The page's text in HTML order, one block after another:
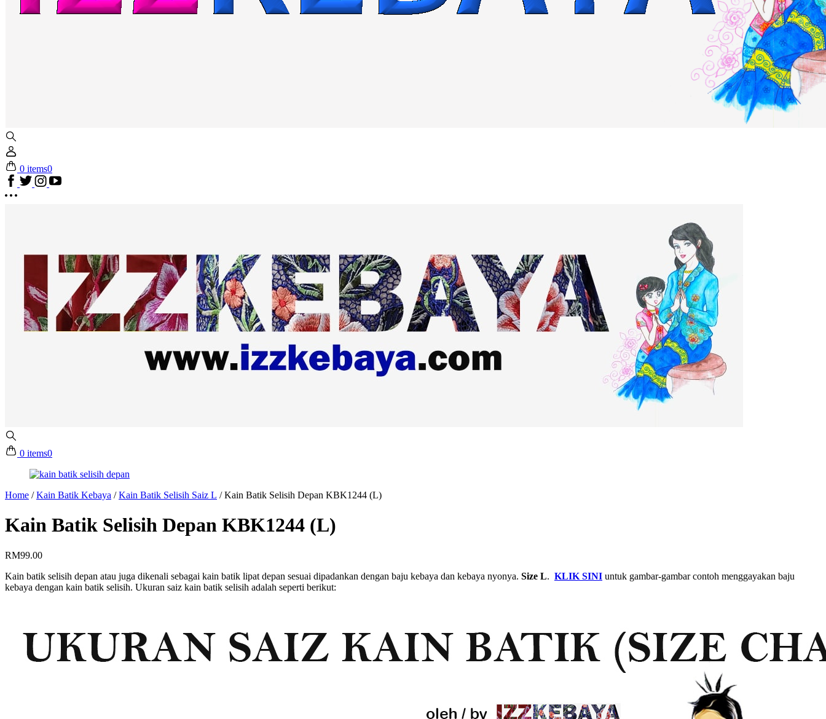
0 items0
0 items0
Home /Kain Batik Kebaya /Kain Batik Selisih Saiz L /Kain Batik Selisih Depan KBK1244 (L)
Kain Batik Selisih Depan KBK1244 (L)
RM99.00
Kain batik selisih depan atau juga dikenali sebagai kain batik lipat depan sesuai dipadankan dengan baju kebaya dan kebaya nyonya. Size L. KLIK SINI untuk gambar-gambar contoh menggayakan baju
kebaya dengan kain batik selisih. Ukuran saiz kain batik selisih adalah seperti berikut: